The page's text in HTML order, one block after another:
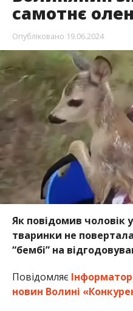
самотнє
Опубліковано 19.06.2024
Як повідомив чоловік
тваринки не
“бембі” на
Повідомляє Інформатор
новин Волині